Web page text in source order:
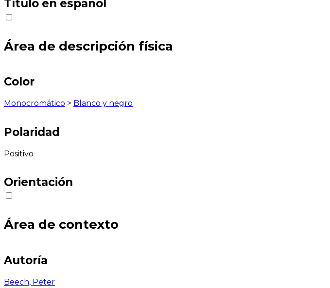
Título en español
Área de descripción física
Color
Monocromático > Blanco y negro
Polaridad
Positivo
Orientación
Área de contexto
Autoría
Beech, Peter